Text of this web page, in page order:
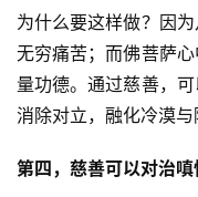
为什么要这样做？因
无穷痛苦；而佛菩萨
量功德。通过慈善，
消除对立，融化冷漠与
第四，慈善可以对治嗔